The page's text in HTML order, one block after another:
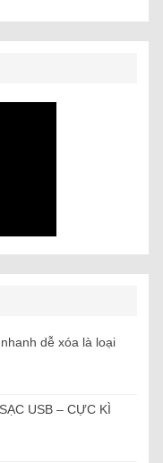
dễ xóa là loại
USB – CỰC KÌ